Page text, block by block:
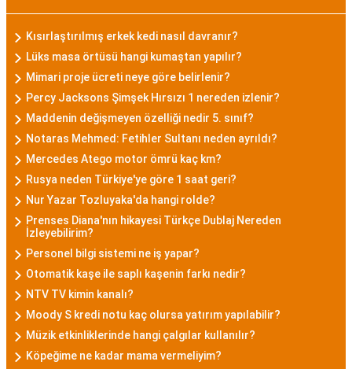
Kısırlaştırılmış erkek kedi nasıl davranır?
Lüks masa örtüsü hangi kumaştan yapılır?
Mimari proje ücreti neye göre belirlenir?
Percy Jacksons Şimşek Hırsızı 1 nereden izlenir?
Maddenin değişmeyen özelliği nedir 5. sınıf?
Notaras Mehmed: Fetihler Sultanı neden ayrıldı?
Mercedes Atego motor ömrü kaç km?
Rusya neden Türkiye'ye göre 1 saat geri?
Nur Yazar Tozluyaka'da hangi rolde?
Prenses Diana'nın hikayesi Türkçe Dublaj Nereden
İzleyebilirim?
Personel bilgi sistemi ne iş yapar?
Otomatik kaşe ile saplı kaşenin farkı nedir?
NTV TV kimin kanalı?
Moody S kredi notu kaç olursa yatırım yapılabilir?
Müzik etkinliklerinde hangi çalgılar kullanılır?
Köpeğime ne kadar mama vermeliyim?